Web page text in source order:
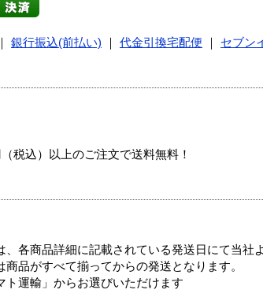
銀行振込(前払い) 代金引換宅配便
セブン
税込）以上のご注文で送料無料！
各商品詳細に記載されている発送日にて当社
品がすべて揃ってからの発送となります。
運輸」からお選びいただけます